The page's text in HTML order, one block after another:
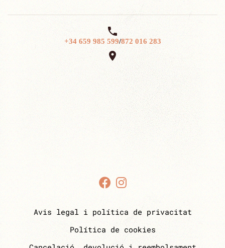

+34 659 985 599/872 016 283

Avis legal i política de privacitat
Política de cookies